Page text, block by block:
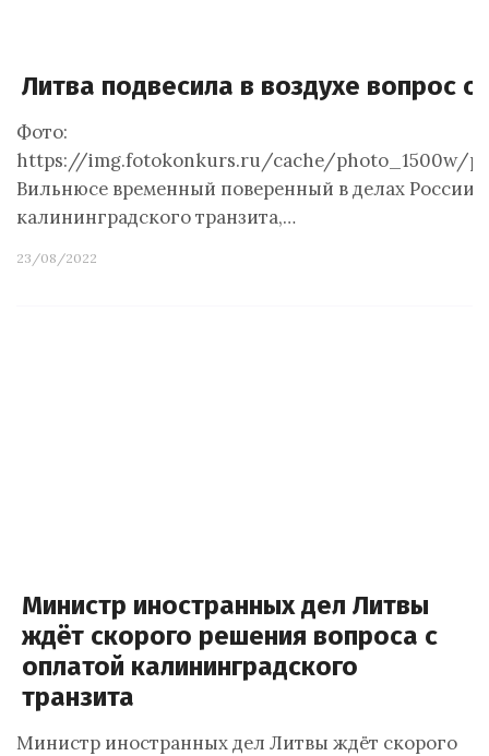
Литва подвесила в воздухе вопрос
Фото:
https://img.fotokonkurs.ru/cache/photo_1500w/
Вильнюсе временный поверенный в делах России
калининградского транзита,…
23/08/2022
Министр иностранных дел Литвы
ждёт скорого решения вопроса с
оплатой калининградского
транзита
Министр иностранных дел Литвы ждёт скорого